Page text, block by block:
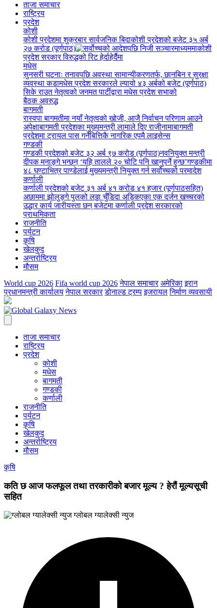
ताजा समाचार
राष्ट्रिय
प्रदेश
कोशी
कोशी प्रदेशमा शुक्रबार सार्वजनिक बिदाकोशी प्रदेशको बजेट ३५ अर्ब
२७ करोड (पूर्णपाठ)
कोशी
प्रदेश सरकार विरुद्धको रिट हेर्दाहेर्दैमा
मधेस
सुनसरी घटनाः तनावपछि अवस्था सामान्यीकरणतर्फ, छानबिन र सुरक्षा
व्यवस्था कडामधेस प्रदेश सरकारले ल्यायो ४३ अर्बको बजेट (पूर्णपाठ)
सिके राउत नेतृत्वको जनमत पार्टीद्वारा मधेस प्रदेश सभाको
बैठक अवरुद्ध
बागमती
रास्वपा बागमतीमा नयाँ नेतृत्वको खोजी, आजै निर्वाचन परिणाम आउने
अपेक्षाबागमती प्रदेशका मुख्यमन्त्री लामाले दिए राजीनामाबागमती
प्रदेशमा ट्रायल पास गर्नेबित्तिकै नागरिक एपमै लाइसेन्स
गण्डकी
गण्डकी प्रदेशको बजेट ३२ अर्ब ९७ करोड (पूर्णपाठ)नवनियुक्त मन्त्री
दीपक मनाङ्गे भन्छन् ‘यहि तालले २० चोटि पनि खानुपर्ने हुन्छ’गण्डकीमा
४८ घण्टाभित्र पाण्डेलाई मुख्यमन्त्री नियुक्त गर्न सर्वोच्चको परमादेश
कर्णाली
कर्णाली प्रदेशको बजेट ३१ अर्ब ४१ करोड ४१ हजार (पूर्णपाठसहित)
अछाममा झोलुङ्गे पुलको लठ्ठा चुँडिदा अड्किएका एक दर्जन खच्चरको
उद्धार कार्य जारीयस्ता छन् बजेटमा कर्णाली प्रदेश सरकारको
प्राथमिकता
राजनीति
पर्यटन
कृषि
खेलकुद
अन्तर्राष्ट्रिय
मौसम
World cup 2026 Fifa world cup 2026 नेपाल समाचार अमेरिका इरान
प्रधानमन्त्री कार्यालय नेपाल सरकार डोनाल्ड ट्रम्प इजरायल निर्माण व्यवसायी
ताजा समाचार
राष्ट्रिय
प्रदेश
कोशी
मधेस
बागमती
गण्डकी
कर्णाली
राजनीति
पर्यटन
कृषि
खेलकुद
अन्तर्राष्ट्रिय
मौसम
कृषि
कति छ आज फलफूल तथा तरकारीको बजार मूल्य ? हेरौं मूल्यसूची
सहित
ग्लोबल ग्यालेक्सी न्युज